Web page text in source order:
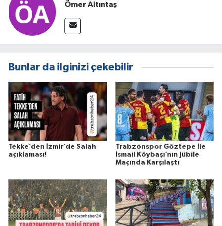
Ömer Altıntaş
Bunlar da ilginizi çekebilir
Tekke’den İzmir’de Salah
açıklaması!
Trabzonspor Göztepe İle
İsmail Köybaşı’nın Jübile
Maçında Karşılaştı